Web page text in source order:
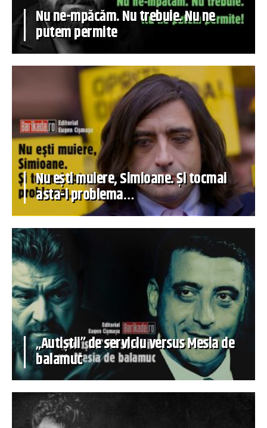
Nu ne-mpăcăm. Nu trebuie. Nu ne
putem permite
Nu ești muiere, Simioane. Și tocmai
asta-i problema…
„Autiștii” de serviciu versus Mesia de
balamuc